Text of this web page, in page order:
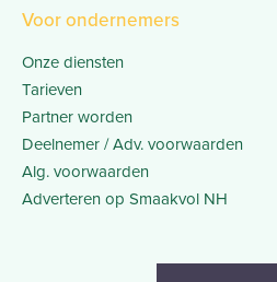
Voor ondernemers
Onze diensten
Tarieven
Partner worden
Deelnemer / Adv. voorwaarden
Alg. voorwaarden
Adverteren op Smaakvol NH